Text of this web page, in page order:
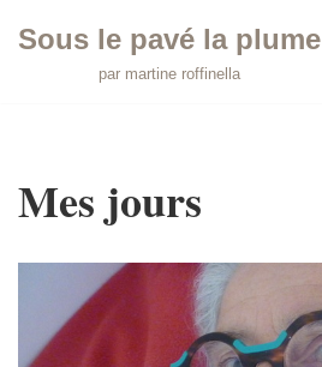
Sous le pavé la plume
par martine roffinella
Mes jours